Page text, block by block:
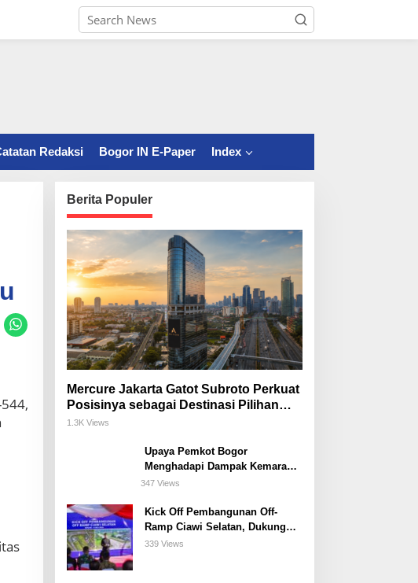
Redaksi Bogor IN E-Paper Index
Berita Populer
Mercure Jakarta Gatot Subroto Perkuat
Posisinya sebagai Destinasi Pilihan
untuk Bisnis, Staycation, Meeting, dan
1.3K Views
Upaya Pemkot Bogor
Menghadapi Dampak Kemarau
Panjang
347 Views
Kick Off Pembangunan Off-
Ramp Ciawi Selatan, Dukung
Konektivitas Antarwilayah di
339 Views